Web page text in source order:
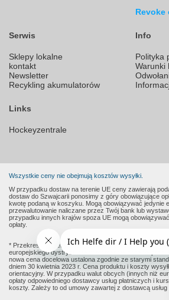
Revoke
Serwis
Sklepy lokalne
kontakt
Newsletter
Recykling akumulatorów
Info
Polityka
Warunki
Links
Hockeyzentrale
Wszystkie ceny nie obejmują kosztów wysyłki.
W przypadku dostaw na terenie UE ceny zawierają
dostaw do Szwajcarii ponosimy z góry obowiązujące
kwotę podaną w koszyku. Mogą obowiązywać jedynie
przewalutowanie naliczane przez Twój bank lub
przypadku innych krajów spoza UE mogą
opłaty.
* Przekreślone ceny to sugerowane ceny detaliczne
europejskiego dystrybutora w momencie dodania
nowa cena docelowa ustalona zgodnie ze starymi
dniem 30 kwietnia 2023 r. Cena produktu i koszty
orientacyjny. W przypadku walut obcych (innych niż
opłaty odpowiedniego dostawcy usług płatniczych i
koszty. Zależy to od umowy zawartej z dostawcą usług